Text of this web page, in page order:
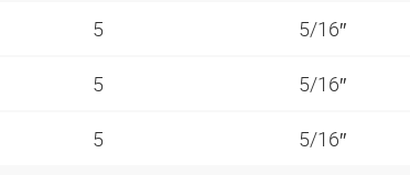
5 5/16″
5 5/16″
5 5/16″